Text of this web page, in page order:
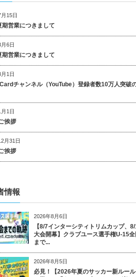
15日
期営業につきまして
6日
期営業につきまして
1日
チャンネル（YouTube）登録者数10万人突破
1日
挨拶
月31日
挨拶
情報
2026年8月6日
【8/7インターシティトリムカップ、
大会開幕】クラブユース選手権U-15
まで...
2026年8月5日
必見！【2026年夏のサッカー新ルー